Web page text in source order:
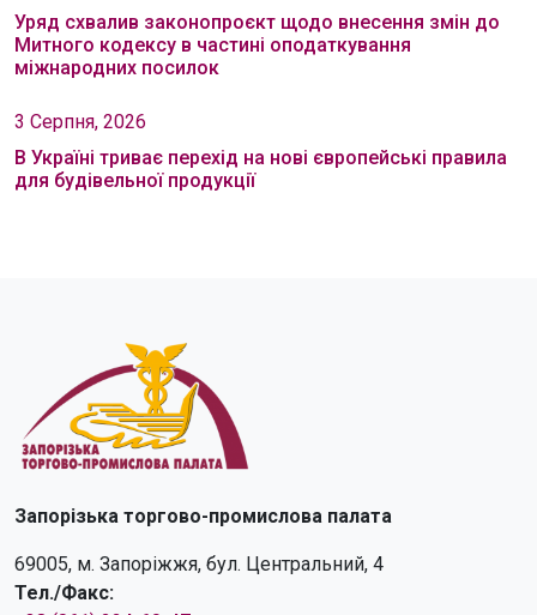
Уряд схвалив законопроєкт щодо внесення змін до
Митного кодексу в частині оподаткування
міжнародних посилок
3 Серпня, 2026
В Україні триває перехід на нові європейські правила
для будівельної продукції
Запорізька торгово-промислова палата
69005, м. Запоріжжя, бул. Центральний, 4
Тел./Факс: